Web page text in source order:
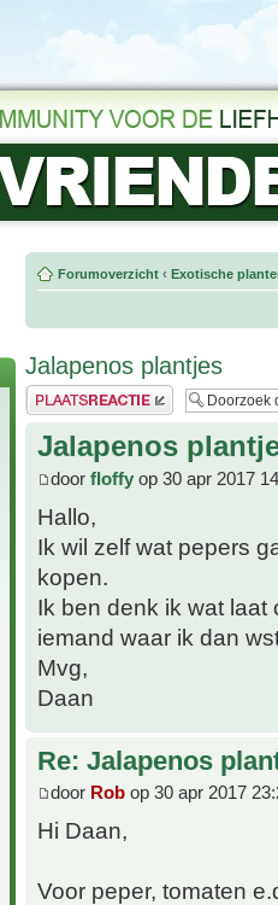
Forumoverzicht ‹ Exotische
Jalapenos plantjes
Plaats een reactie
Jalapenos
door floffy op 30 apr 2017
Hallo,
Ik wil zelf wat pepers
kopen.
Ik ben denk ik wat laat
iemand waar ik dan
Mvg,
Daan
Re: Jalapenos
door Rob op 30 apr 2017
Hi Daan,
Voor peper, tomaten